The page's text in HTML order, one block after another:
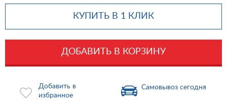
КУПИТЬ В 1 КЛИК
ДОБАВИТЬ В КОРЗИНУ
Добавить в
избранное
Самовывоз сегодня